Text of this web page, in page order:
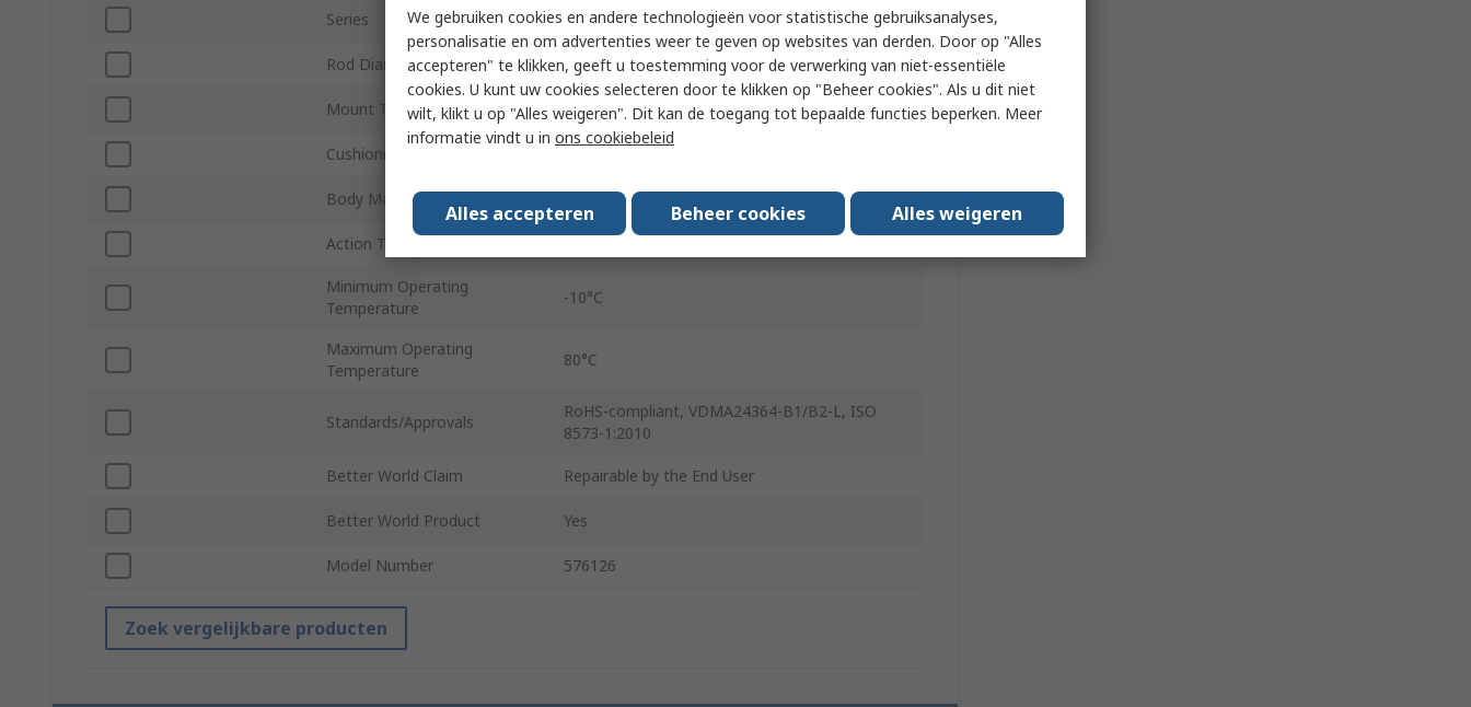
Series DFSP-40-20-PS-PA
Rod Diameter 40mm
Mount Type Through Hole
Cushioning Type
Body Material Wrought Aluminium Alloy
Action Type
Minimum Operating
Temperature
-10°C
Maximum Operating
Temperature
80°C
Standards/Approvals
RoHS-compliant, VDMA24364-B1/B2-L, ISO
8573-1:2010
Better World Claim Repairable by the End User
Better World Product Yes
Model Number 576126
Zoek vergelijkbare producten
We gebruiken cookies en andere technologieën voor statistische gebruiksanalyses,
personalisatie en om advertenties weer te geven op websites van derden. Door op "Alles
accepteren" te klikken, geeft u toestemming voor de verwerking van niet-essentiële
cookies. U kunt uw cookies selecteren door te klikken op "Beheer cookies". Als u dit niet
wilt, klikt u op "Alles weigeren". Dit kan de toegang tot bepaalde functies beperken. Meer
informatie vindt u in ons cookiebeleid
Alles accepteren Beheer cookies Alles weigeren